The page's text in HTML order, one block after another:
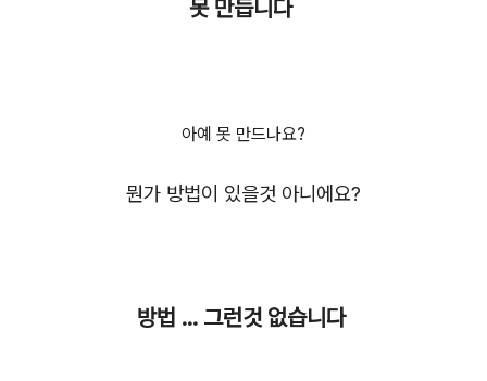
못 만듭니다
아예 못 만드나요?
뭔가 방법이 있을것 아니에요?
방법 ... 그런것 없습니다